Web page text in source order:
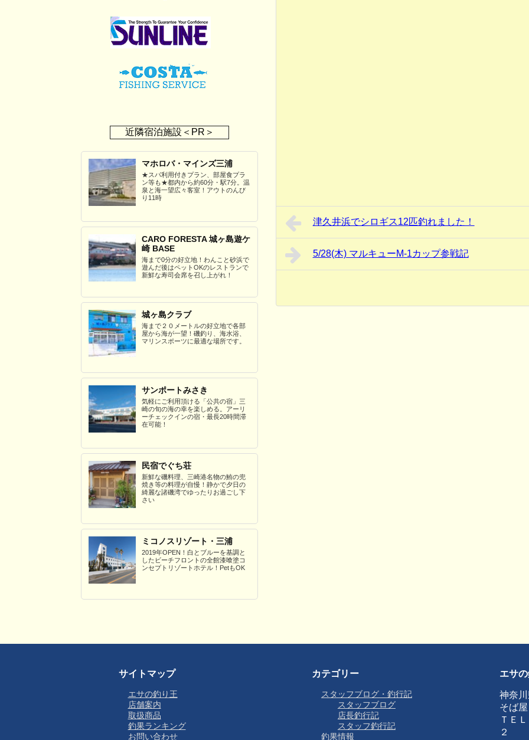
津久井浜でシロギス12匹釣れました！
5/28(木) マルキューM-1カップ参戦記
近隣宿泊施設＜PR＞
マホロバ・マインズ三浦
★スパ利用付きプラン、部屋食プラ
ン等も★都内から約60分・駅7分。温
泉と海一望広々客室！アウトのんび
り11時
CARO FORESTA 城ヶ島遊ケ
崎 BASE
海まで0分の好立地！わんこと砂浜で
遊んだ後はペットOKのレストランで
新鮮な寿司会席を召し上がれ！
城ヶ島クラブ
海まで２０メートルの好立地で各部
屋から海が一望！磯釣り、海水浴、
マリンスポーツに最適な場所です。
サンポートみさき
気軽にご利用頂ける「公共の宿」三
崎の旬の海の幸を楽しめる。アーリ
ーチェックインの宿・最長20時間滞
在可能！
民宿でぐち荘
新鮮な磯料理、三崎港名物の鮪の兜
焼き等の料理が自慢！静かで夕日の
綺麗な諸磯湾でゆったりお過ごし下
さい
ミコノスリゾート・三浦
2019年OPEN！白とブルーを基調と
したビーチフロントの全館漆喰塗コ
ンセプトリゾートホテル！PetもOK
サイトマップ
エサの釣り王
店舗案内
取扱商品
釣果ランキング
お問い合わせ
カテゴリー
スタッフブログ・釣行記
スタッフブログ
店長釣行記
スタッフ釣行記
釣果情報
エサ
神奈
そば
ＴＥ
２